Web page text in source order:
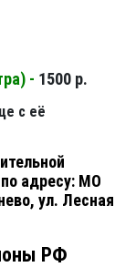
- 1500 р.
с её
адресу: МО
ул. Лесная
РФ